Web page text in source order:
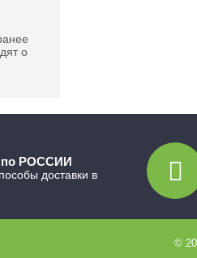
о
по РОССИИ
доставки в
©